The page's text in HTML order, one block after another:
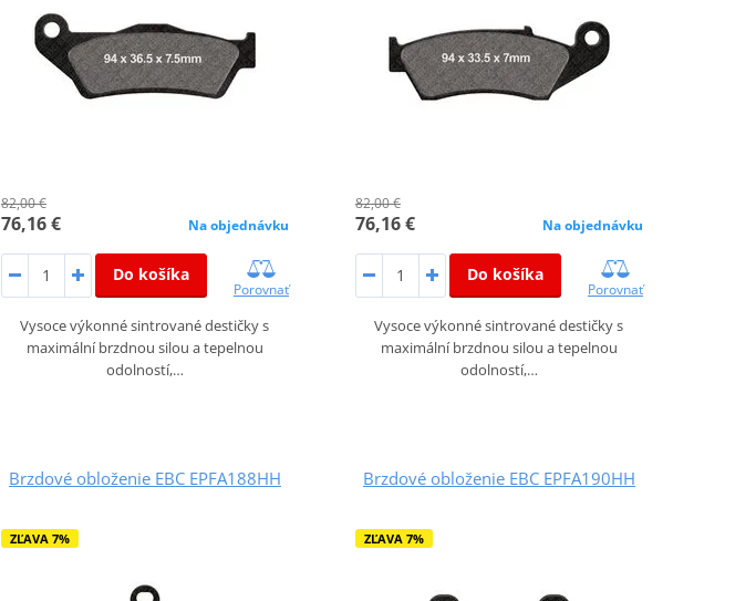
82,00 €
76,16 € Na objednávku
Do košíka
Porovnať
Vysoce výkonné sintrované destičky s
maximální brzdnou silou a tepelnou
odolností,…
82,00 €
76,16 € Na objednávku
Do košíka
Porovnať
Vysoce výkonné sintrované destičky s
maximální brzdnou silou a tepelnou
odolností,…
Brzdové obloženie EBC EPFA188HH
ZĽAVA 7%
Brzdové obloženie EBC EPFA190HH
ZĽAVA 7%